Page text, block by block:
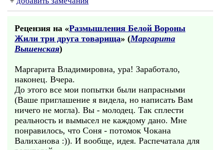
Рецензия на «Размышления Белой Вороны
Жили три друга товарища» (Маргарита
Вышенская)
Маргарита Владимировна, ура! Заработало,
наконец. Вчера.
До этого все мои попытки были напрасными
(Ваше приглашение я видела, но написать Вам
ничего не могла). Вы - молодец. Так сплести
реальность и вымысел не каждому дано. Мне
понравилось, что Соня - потомок Чокана
Валиханова :)). И вообще, идея. Распечатала для